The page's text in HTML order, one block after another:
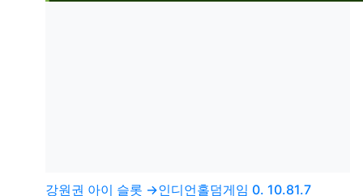
강원권 아이 슬롯 →인디언홀덤게임 0. 10.81.7